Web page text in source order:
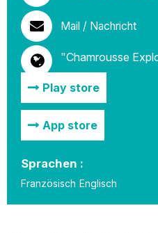
Mail / Nachricht
"Chamrousse
Play store
App store
Sprachen :
Französisch Englisch